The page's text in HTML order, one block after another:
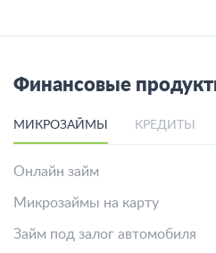
Финансовые
МИКРОЗАЙМЫ КРЕДИТЫ
Онлайн займ
Микрозаймы на карту
Займ под залог автомобиля